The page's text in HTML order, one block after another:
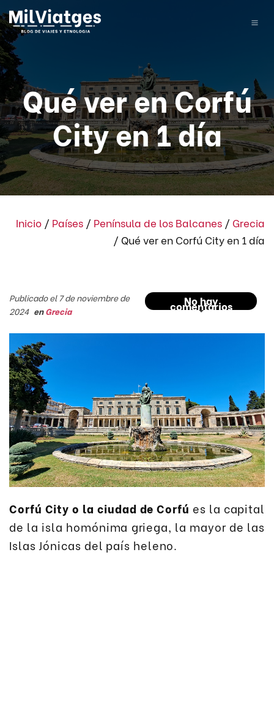
Qué ver en Corfú
City en 1 día
Inicio / Países / Península de los Balcanes / Grecia
/ Qué ver en Corfú City en 1 día
No hay
comentarios
Publicado el 7 de noviembre de
2024 enGrecia
Corfú City o la ciudad de Corfú es la capital
de la isla homónima griega, la mayor de las
Islas Jónicas del país heleno.